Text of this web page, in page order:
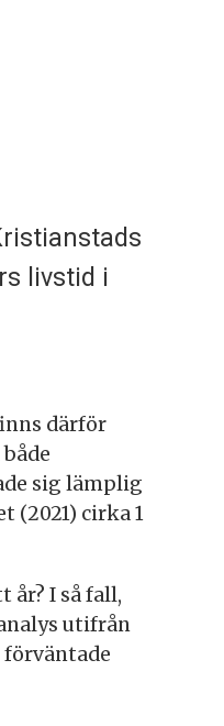
livstid i
därför
sig lämplig
(2021) cirka 1
år? I så fall,
utifrån